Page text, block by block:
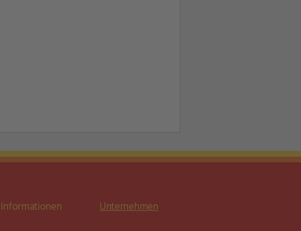
Informationen Unternehmen